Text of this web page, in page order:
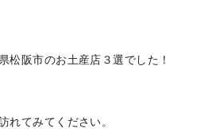
松阪市のお土産店３選でした！
れてみてください。